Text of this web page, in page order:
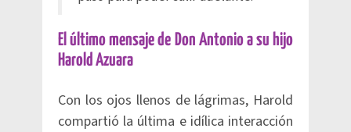
El último mensaje de Don Antonio a su hijo
Harold Azuara
Con los ojos llenos de lágrimas, Harold
compartió la última e idílica interacción